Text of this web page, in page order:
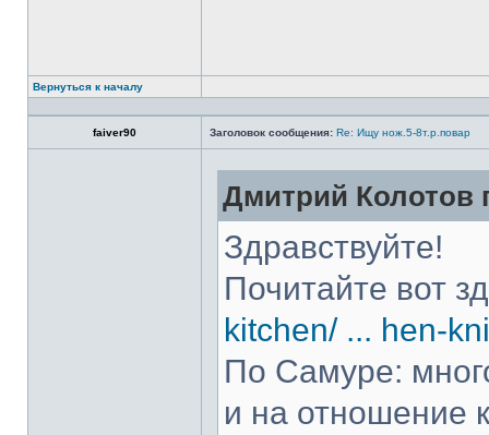
Вернуться к началу
faiver90 Заголовок сообщения: Re: Ищу нож.5-8т.р.повар
Дмитрий Колотов
Здравствуйте!
Почитайте вот
kitchen/ ... hen-
По Самуре:
и на отношение